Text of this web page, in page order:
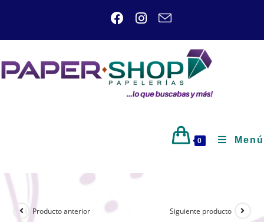
0 Menú
Producto anterior Siguiente producto